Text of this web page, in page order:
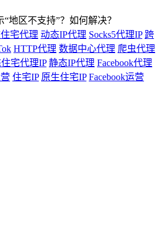
宅代理 动态IP代理 Socks5代理IP 跨
HTTP代理 数据中心代理 爬虫代理
宅代理IP 静态IP代理 Facebook代理
住宅IP 原生住宅IP Facebook运营